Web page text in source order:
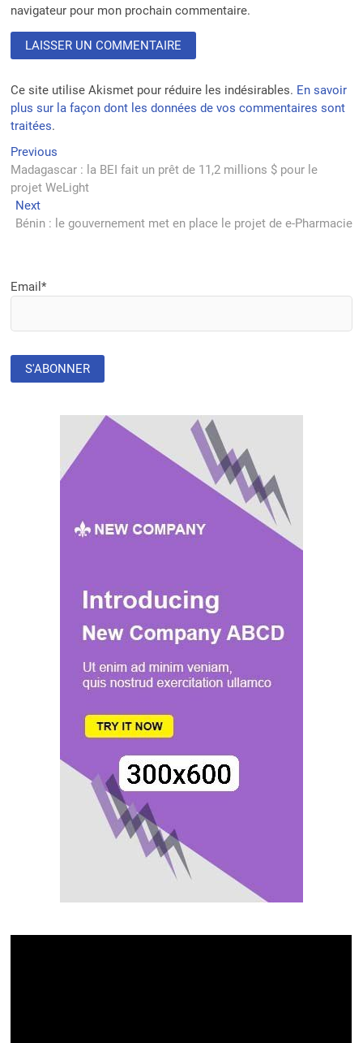
navigateur pour mon prochain commentaire.
Ce site utilise Akismet pour réduire les indésirables. En savoir
plus sur la façon dont les données de vos commentaires sont
traitées.
Navigation
de
l’article
Previous
post:
Madagascar : la BEI fait un prêt de 11,2 millions $ pour le
projet WeLight
NextNext
post:
Bénin : le gouvernement met en place le projet de e-Pharmacie
Email*